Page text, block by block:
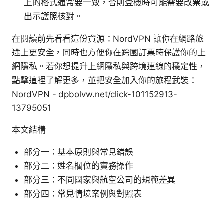
上的格式通常要一致，否則登機時可能需要改票或
出示護照核對。
在閱讀前先看看這份資源：NordVPN 讓你在網路旅
途上更安全，同時也方便你在跨國訂票時保護你的上
網隱私。若你想提升上網隱私與跨境連線的穩定性，
點擊這裡了解更多，並把安全加入你的旅程武裝：
NordVPN - dpbolvw.net/click-101152913-
13795051
本文結構
部分一：基本原則與常見錯誤
部分二：姓名欄位的實務操作
部分三：不同國家與航空公司的規範差異
部分四：常見情境案例與對照表